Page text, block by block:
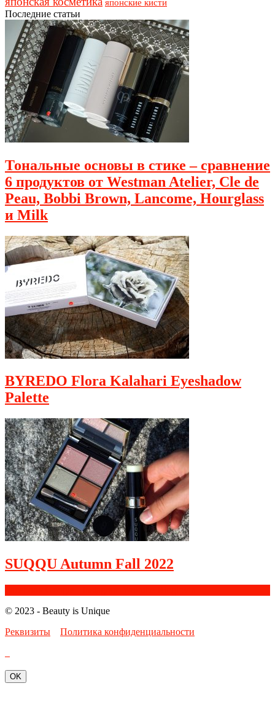
Последние статьи
Тональные основы в стике – сравнение
6 продуктов от Westman Atelier, Cle de
Peau, Bobbi Brown, Lancome, Hourglass
и Milk
BYREDO Flora Kalahari Eyeshadow
Palette
SUQQU Autumn Fall 2022
© 2023 - Beauty is Unique
Реквизиты
Политика конфиденциальности
OK